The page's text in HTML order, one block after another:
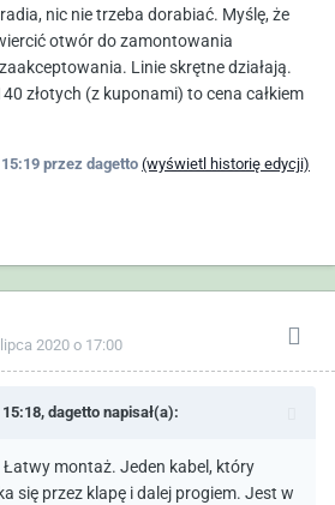
nic nie trzeba dorabiać. Myślę, że
otwór do zamontowania
Linie skrętne działają.
złotych (z kuponami) to cena całkiem
przez dagetto (wyświetl historię edycji)
2020 o 17:00
dagetto napisał(a):
montaż. Jeden kabel, który
się przez klapę i dalej progiem. Jest w